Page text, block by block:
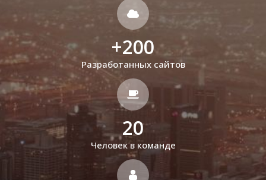
+200
Разработанных сайтов
20
Человек в команде